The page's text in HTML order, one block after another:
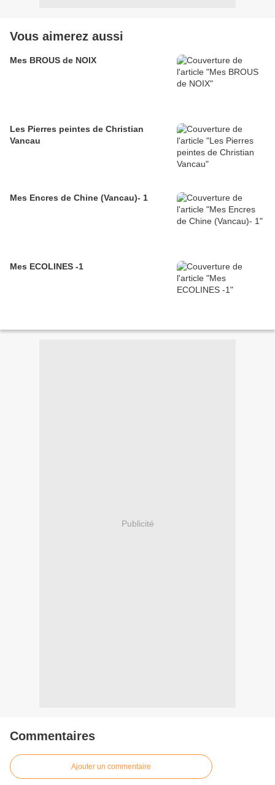
Vous aimerez aussi
Mes BROUS de NOIX
Les Pierres peintes de Christian
Vancau
Mes Encres de Chine (Vancau)- 1
Mes ECOLINES -1
Publicité
Commentaires
Ajouter un commentaire